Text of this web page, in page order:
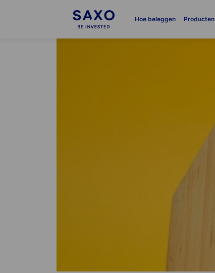
Hoe beleggen Producten